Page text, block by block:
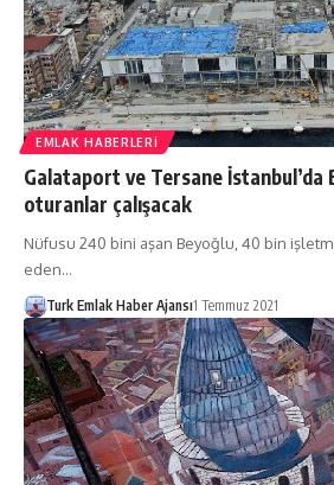
EMLAK HABERLERI
Galataport ve Tersane İstanbul’da
oturanlar çalışacak
Nüfusu 240 bini aşan Beyoğlu, 40 bin
eden…
Turk Emlak Haber Ajansı1 Temmuz 2021